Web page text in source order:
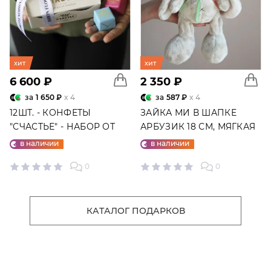
хит
6 600 ₽
за 1 650 ₽ x 4
12ШТ. - КОНФЕТЫ
"СЧАСТЬЕ" - НАБОР ОТ
"ФАБРИКИ СЧАСТЬЕ"
в наличии
0
хит
2 350 ₽
за 587 ₽ x 4
ЗАЙКА МИ В ШАПКЕ
АРБУЗИК 18 СМ, МЯГКАЯ
ИГРУШКА
в наличии
0
КАТАЛОГ ПОДАРКОВ